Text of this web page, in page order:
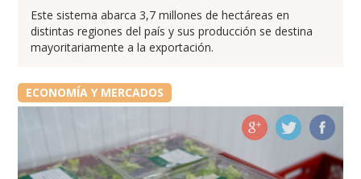
Este sistema abarca 3,7 millones de hectáreas en
distintas regiones del país y sus producción se destina
mayoritariamente a la exportación.
ECONOMÍA Y MERCADOS